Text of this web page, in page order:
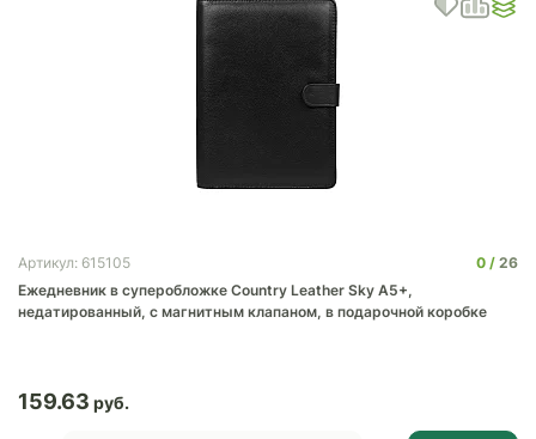
Артикул: 615105 0
26
Ежедневник в суперобложке Country Leather Sky A5+,
недатированный, с магнитным клапаном, в подарочной коробке
159.63